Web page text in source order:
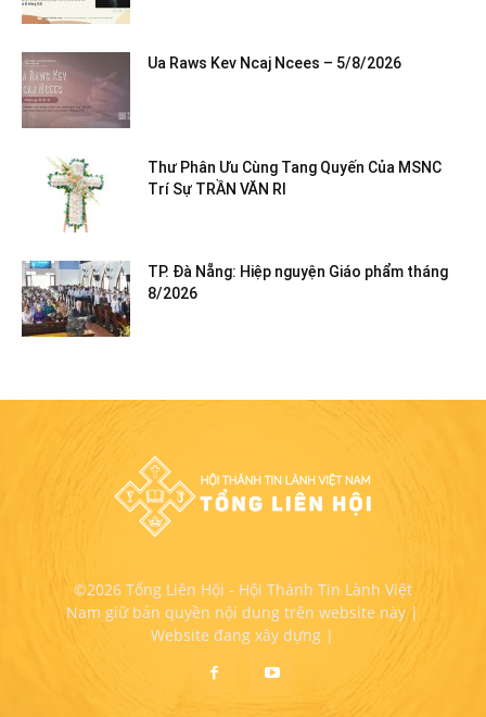
Ua Raws Kev Ncaj Ncees – 5/8/2026
Thư Phân Ưu Cùng Tang Quyến Của MSNC
Trí Sự TRẦN VĂN RI
TP. Đà Nẵng: Hiệp nguyện Giáo phẩm tháng
8/2026
©2026 Tổng Liên Hội - Hội Thánh Tin Lành Việt
Nam giữ bản quyền nội dung trên website này |
Website đang xây dựng |